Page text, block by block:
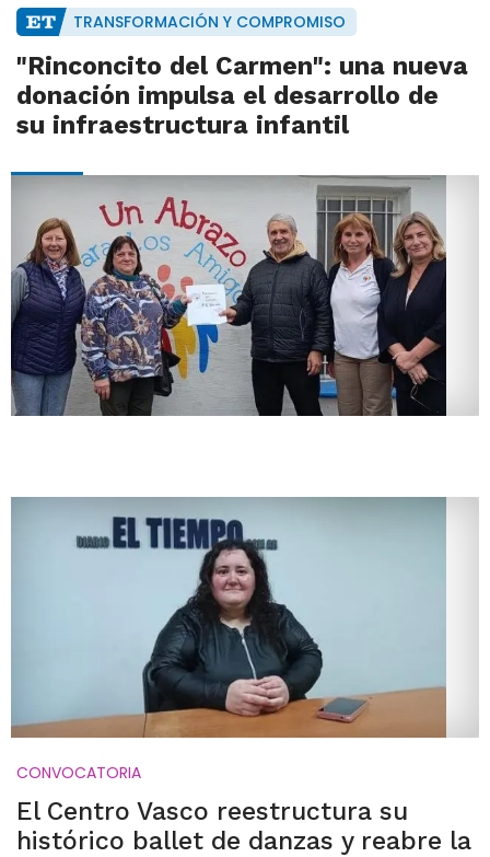
TRANSFORMACIÓN Y COMPROMISO
"Rinconcito del Carmen": una nueva
donación impulsa el desarrollo de
su infraestructura infantil
CONVOCATORIA
El Centro Vasco reestructura su
histórico ballet de danzas y reabre la